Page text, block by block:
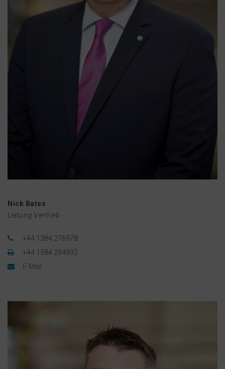
Nick Bates
Leitung Vertrieb
+44 1384 276978
+44 1384 294892
E-Mail